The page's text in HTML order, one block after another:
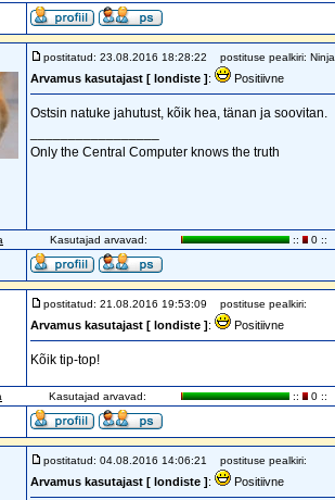
postitatud: 23.08.2016 18:28:22 postituse pealkiri:
Arvamus kasutajast [ londiste ]: Positiivne
Ostsin natuke jahutust, kõik hea, tänan ja soovitan.
Only the Central Computer knows the truth
Kasutajad arvavad: :: 0 ::
postitatud: 21.08.2016 19:53:09 postituse pealkiri:
Arvamus kasutajast [ londiste ]: Positiivne
Kõik tip-top!
Kasutajad arvavad: :: 0 ::
postitatud: 04.08.2016 14:06:21 postituse pealkiri:
Arvamus kasutajast [ londiste ]: Positiivne